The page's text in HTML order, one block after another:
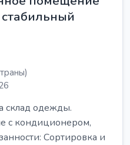
склад одежды.
с кондиционером,
Сортировка и